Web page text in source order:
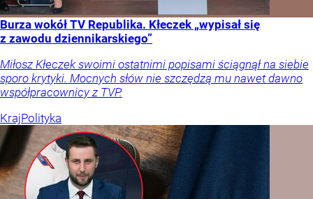
Burza wokół TV Republika. Kłeczek „wypisał się
z zawodu dziennikarskiego”
Miłosz Kłeczek swoimi ostatnimi popisami ściągnął na siebie
sporo krytyki. Mocnych słów nie szczędzą mu nawet dawno
współpracownicy z TVP.
KrajPolityka